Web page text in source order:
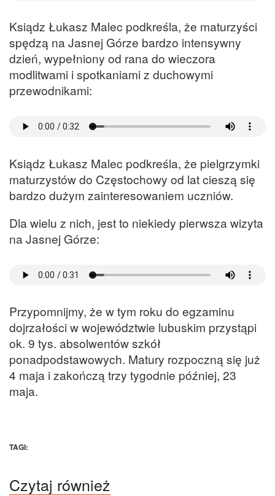
Ksiądz Łukasz Malec podkreśla, że maturzyści
spędzą na Jasnej Górze bardzo intensywny
dzień, wypełniony od rana do wieczora
modlitwami i spotkaniami z duchowymi
przewodnikami:
Ksiądz Łukasz Malec podkreśla, że pielgrzymki
maturzystów do Częstochowy od lat cieszą się
bardzo dużym zainteresowaniem uczniów.
Dla wielu z nich, jest to niekiedy pierwsza wizyta
na Jasnej Górze:
Przypomnijmy, że w tym roku do egzaminu
dojrzałości w województwie lubuskim przystąpi
ok. 9 tys. absolwentów szkół
ponadpodstawowych. Matury rozpoczną się już
4 maja i zakończą trzy tygodnie później, 23
maja.
TAGI:
Czytaj również